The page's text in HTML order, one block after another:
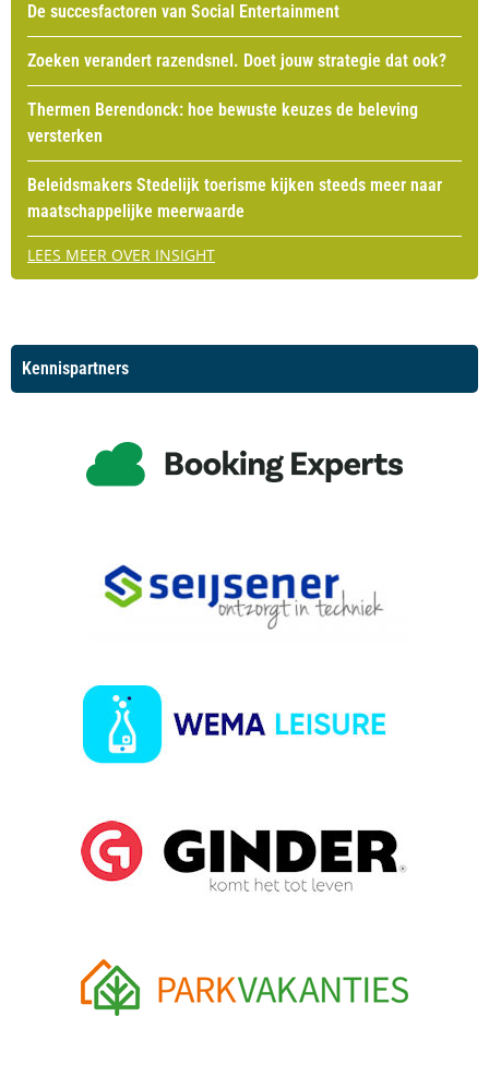
De succesfactoren van Social Entertainment
Zoeken verandert razendsnel. Doet jouw strategie dat ook?
Thermen Berendonck: hoe bewuste keuzes de beleving
versterken
Beleidsmakers Stedelijk toerisme kijken steeds meer naar
maatschappelijke meerwaarde
LEES MEER OVER INSIGHT
Kennispartners